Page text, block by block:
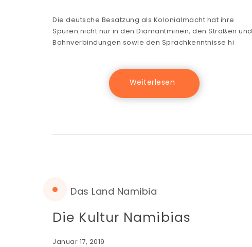
Die deutsche Besatzung als Kolonialmacht hat ihre
Spuren nicht nur in den Diamantminen, den Straßen und
Bahnverbindungen sowie den Sprachkenntnisse hi
Das Land Namibia
Die Kultur Namibias
Januar 17, 2019